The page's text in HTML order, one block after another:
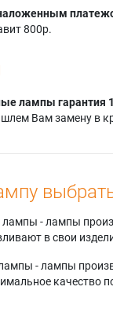
800р.
лампы гарантия
Вам замену в
- лампы
в свои
- лампы
качество